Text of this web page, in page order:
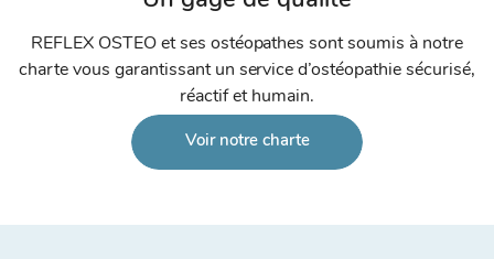
REFLEX OSTEO et ses ostéopathes sont soumis à notre
charte vous garantissant un service d’ostéopathie sécurisé,
réactif et humain.
Voir notre charte